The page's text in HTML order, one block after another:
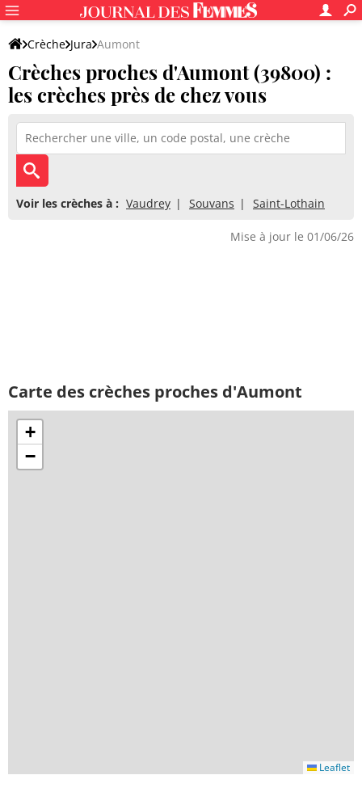
Crèche Jura Aumont
Crèches proches d'Aumont (39800) :
les crèches près de chez vous
Voir les crèches à : Vaudrey Souvans Saint-Lothain
Mise à jour le 01/06/26
Carte des crèches proches d'Aumont
+
−
Leaflet